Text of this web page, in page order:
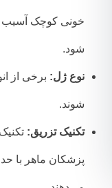
خونی کوچک آسیب
شود.
نوع ژل: برخی از
شوند.
تکنیک تزریق:تکنیک
پزشکان ماهر با